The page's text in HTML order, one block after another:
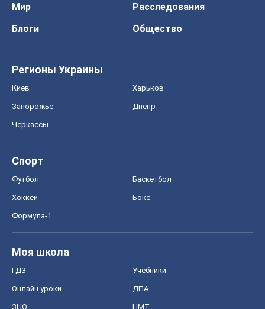
Мир
Расследования
Блоги
Общество
Регионы Украины
Киев Харьков
Запорожье Днепр
Черкассы
Спорт
Футбол Баскетбол
Хоккей Бокс
Формула-1
Моя школа
ГДЗ Учебники
Онлайн уроки ДПА
ЗНО НМТ